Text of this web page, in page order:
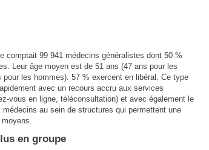
comptait 99 941 médecins généralistes dont 50 %
Leur âge moyen est de 51 ans (47 ans pour les
pour les hommes). 57 % exercent en libéral. Ce type
avec un recours accru aux services
vous en ligne, téléconsultation) et avec également le
médecins au sein de structures qui permettent une
en groupe